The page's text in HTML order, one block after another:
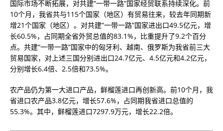
国际市场不断拓展，对共建“一带一路”国家经贸联系持续深化。前
10个月，我省共与115个国家（地区）有贸易往来，较去年同期新
增21个国家（地区）。对共建“一带一路”国家进出口49.5亿元，增
长60.5%，占同期全省外贸总值的83.1%，比重提升了9.2个百分
点。共建“一带一路”国家中的匈牙利、越南、俄罗斯为我省前三大
贸易国家，对上述三国分别进出口24.7亿元、4.5亿元和4.2亿元，
分别增长6.4倍、2.5倍和73.5%。
农产品仍为第一大进口产品，鲜榴莲进口再创新高。前10个月，我
省进口农产品3.8亿元，增长57.6%，占同期我省进口总值的
55.3%。其中，鲜榴莲进口7297.9万元，增长22.2倍。